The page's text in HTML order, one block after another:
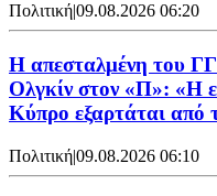
Πολιτική|09.08.2026 06:20
Η απεσταλμένη του
Ολγκίν στον «Π»: «Η
Κύπρο εξαρτάται από
Πολιτική|09.08.2026 06:10